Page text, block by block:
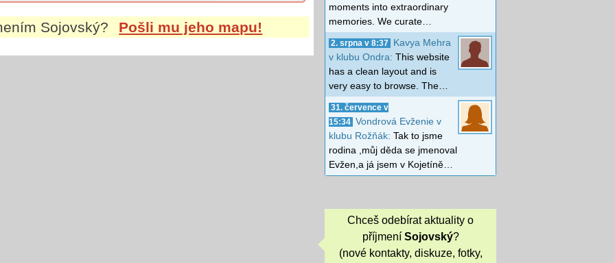
Sojovský? Pošli mu jeho mapu!
moments into extraordinary
memories. We curate…
2. srpna v 8:37
Kavya Mehra
v klubu Ondra: This website
has a clean layout and is
very easy to browse. The…
31. července v
15:34 Vondrová Evženie v
klubu Rožňák: Tak to jsme
rodina ,můj děda se jmenoval
Evžen,a já jsem v Kojetíně…
Chceš odebírat aktuality o
příjmení Sojovský?
(nové kontakty, diskuze, fotky,